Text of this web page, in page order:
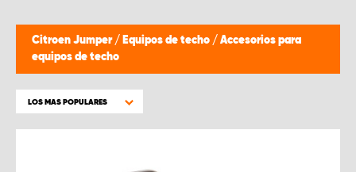
Citroen Jumper / Equipos de techo / Accesorios para
equipos de techo
LOS MAS POPULARES